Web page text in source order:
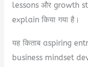
lessons और growth
explain किया गया है।
यह किताब aspiring
business mindset